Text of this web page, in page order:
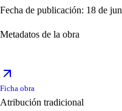
Fecha de publicación: 18 de
Metadatos de la obra
Ficha obra
Atribución tradicional